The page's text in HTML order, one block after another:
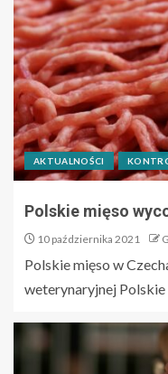
AKTUALNOŚCI
Polskie mięso
10 października 2021
Polskie mięso w
weterynaryjnej Polskie